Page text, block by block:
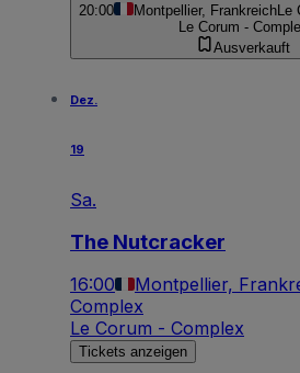
20:00 Montpellier, Frankreich
Le Corum -
Ausverkauft
Dez.
19
Sa.
The Nutcracker
16:00 Montpellier,
Complex
Le Corum - Complex
Tickets anzeigen